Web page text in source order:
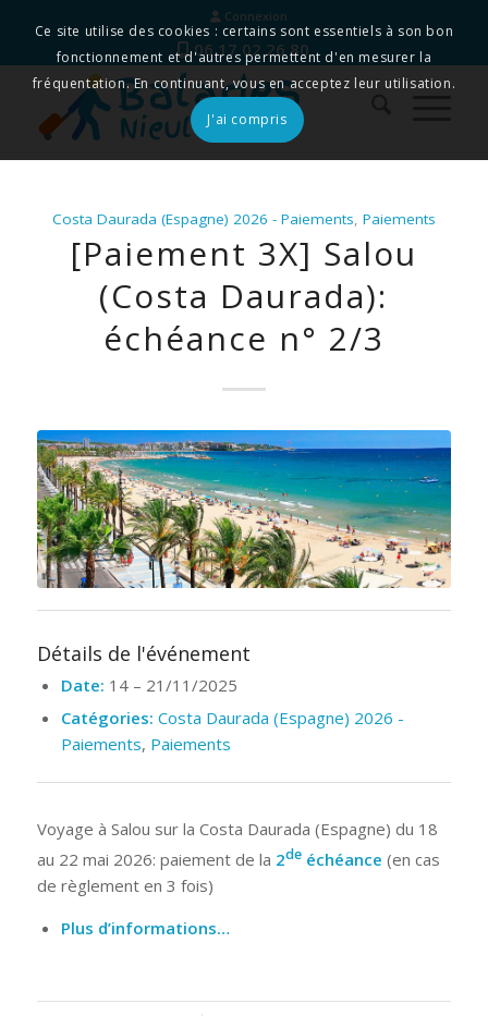
Connexion
06 17 02 26 80
Costa Daurada (Espagne) 2026 - Paiements, Paiements
[Paiement 3X] Salou
(Costa Daurada):
échéance n° 2/3
Détails de l'événement
Date: 14– 21/11/2025
Catégories: Costa Daurada (Espagne) 2026 -
Paiements, Paiements
Voyage à Salou sur la Costa Daurada (Espagne) du 18
au 22 mai 2026: paiement de la 2deéchéance (en cas
de règlement en 3 fois)
Plus d’informations…
Ce site utilise des cookies : certains sont essentiels à son bon
fonctionnement et d'autres permettent d'en mesurer la
fréquentation. En continuant, vous en acceptez leur utilisation.
J'ai compris